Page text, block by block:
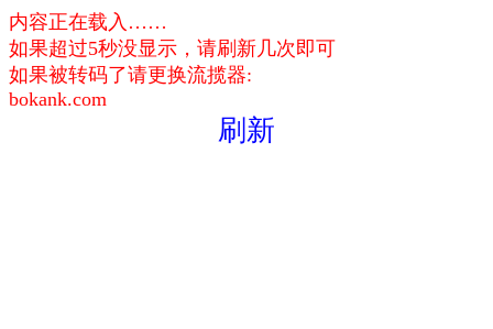
内容正在载入……
如果超过5秒没显示，请刷新几次即可
如果被转码了请更换流揽器:
bokank.com
刷新